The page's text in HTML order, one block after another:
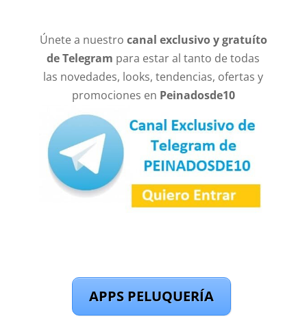
Únete a nuestro canal exclusivo y gratuíto
de Telegram para estar al tanto de todas
las novedades, looks, tendencias, ofertas y
promociones en Peinadosde10
APPS PELUQUERÍA